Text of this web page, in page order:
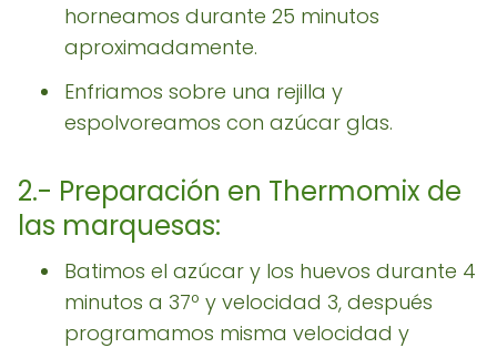
horneamos durante 25 minutos
aproximadamente.
Enfriamos sobre una rejilla y
espolvoreamos con azúcar glas.
2.- Preparación en Thermomix de
las marquesas:
Batimos el azúcar y los huevos durante 4
minutos a 37º y velocidad 3, después
programamos misma velocidad y